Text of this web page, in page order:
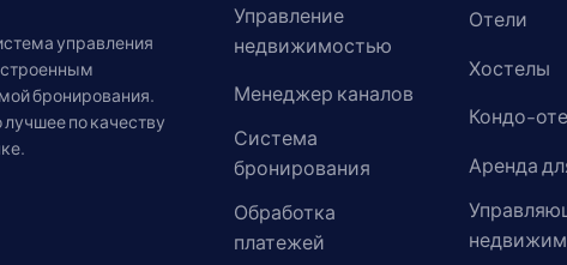
управления
бронирования.
по качеству
Управление
недвижимостью
Менеджер каналов
Система
бронирования
Обработка
платежей
Отели
Хостелы
Кондо-
Аренда